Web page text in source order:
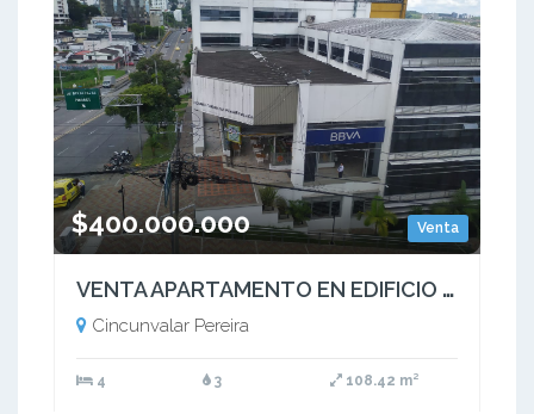
Venta
$400.000.000
VENTA APARTAMENTO EN EDIFICIO MUY CENTRAL CIRCUNVALAR PEREIRA
Cincunvalar Pereira
4 3 108.42 m²